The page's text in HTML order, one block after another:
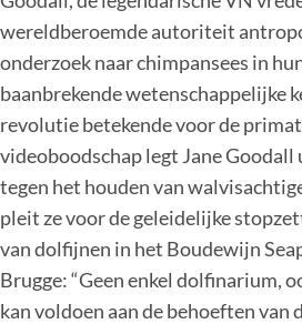
wereldberoemde autoriteit
onderzoek naar chimpansees in
baanbrekende wetenschappelijke
revolutie betekende voor de
videoboodschap legt Jane
tegen het houden van
pleit ze voor de geleidelijke
van dolfijnen in het Boudewijn
Brugge: “Geen enkel dolfinarium,
kan voldoen aan de behoeften van